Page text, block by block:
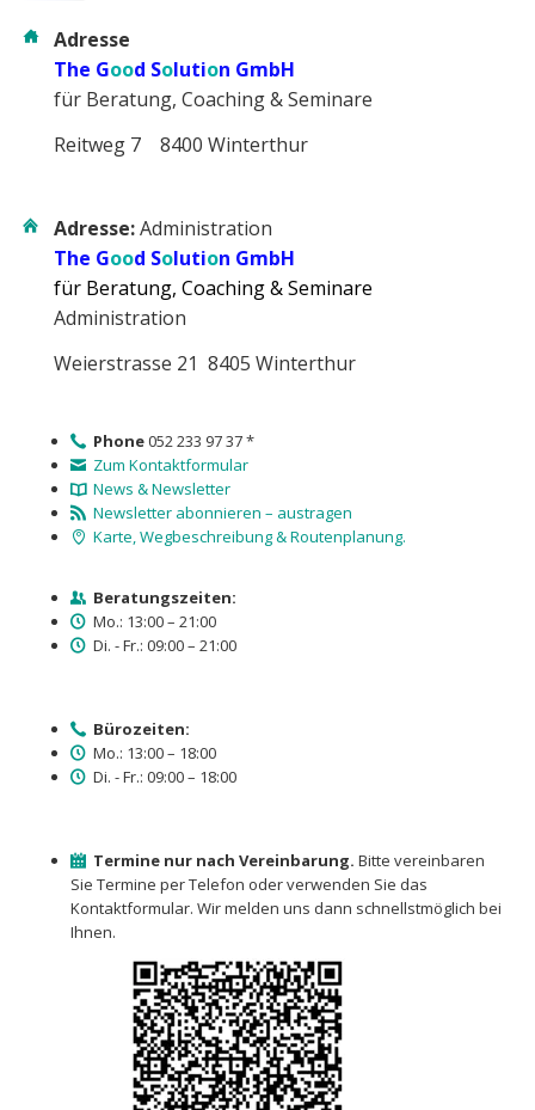
Adresse
The Good Solution GmbH
für Beratung, Coaching & Seminare
Reitweg 7 8400 Winterthur
Adresse:Administration
The Good Solution GmbH
für Beratung, Coaching & Seminare
Administration
Weierstrasse 21 8405 Winterthur
Phone052 233 97 37 *
Zum Kontaktformular
News & Newsletter
Newsletter abonnieren – austragen
Karte, Wegbeschreibung & Routenplanung.
Beratungszeiten:
Mo.: 13:00 – 21:00
Di. - Fr.: 09:00 – 21:00
Bürozeiten:
Mo.: 13:00 – 18:00
Di. - Fr.: 09:00 – 18:00
Termine nur nach Vereinbarung. Bitte vereinbaren
Sie Termine per Telefon oder verwenden Sie das
Kontaktformular. Wir melden uns dann schnellstmöglich bei
Ihnen.